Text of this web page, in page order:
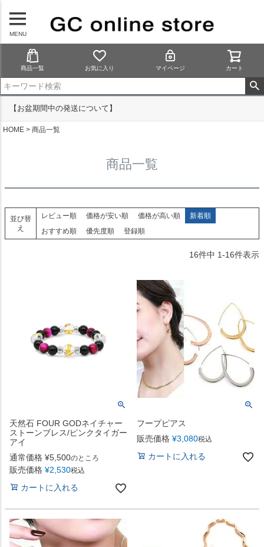
MENU
商品一覧 お気に入り マイページ カート
【お盆期間中の発送について】
HOME 商品一覧
商品一覧
並び替
え
レビュー順 価格が安い順 価格が高い順
新着順
おすすめ順
優先度順 登録順
16件中 1-16件表示
天然石 FOUR GODネイチャー
ストーンブレス/ピンクタイガー
アイ
通常価格 ¥5,500のところ
販売価格 ¥2,530税込
カートに入れる
フープピアス
販売価格 ¥3,080税込
カートに入れる